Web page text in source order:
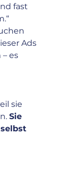
fast
Ads
es
sie
Sie